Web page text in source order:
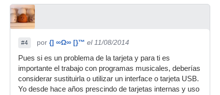
#4 por {] ∞Ω∞ [}™ el 11/08/2014
Pues si es un problema de la tarjeta y para ti es
importante el trabajo con programas musicales, deberías
considerar sustituirla o utilizar un interface o tarjeta USB.
Yo desde hace años prescindo de tarjetas internas y uso